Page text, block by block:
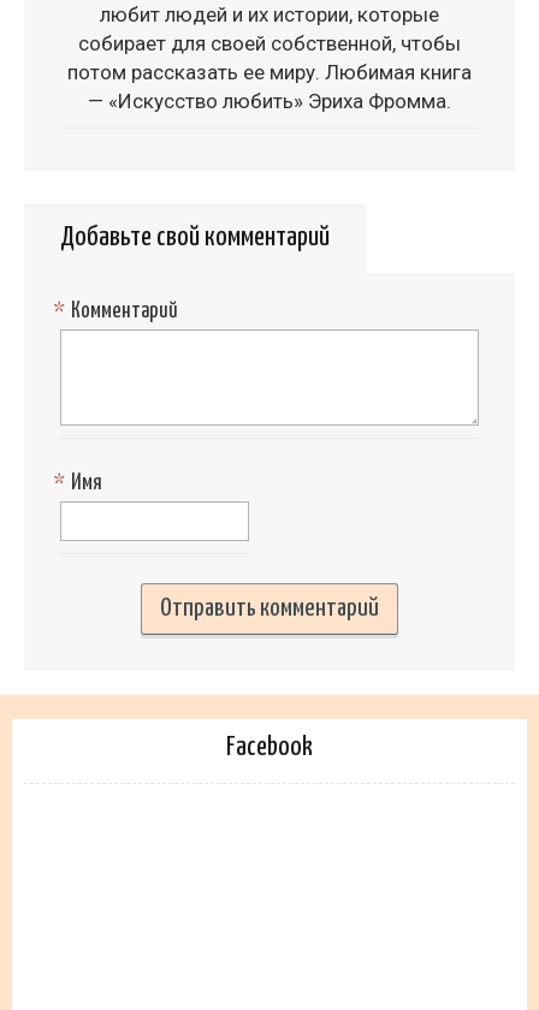
любит людей и их истории, которые
собирает для своей собственной, чтобы
потом рассказать ее миру. Любимая книга
— «Искусство любить» Эриха Фромма.
Добавьте свой комментарий
Комментарий
*
Имя
*
Facebook